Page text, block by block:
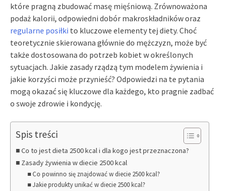
które pragną zbudować masę mięśniową. Zrównoważona
podaż kalorii, odpowiedni dobór makroskładników oraz
regularne posiłki to kluczowe elementy tej diety. Choć
teoretycznie skierowana głównie do mężczyzn, może być
także dostosowana do potrzeb kobiet w określonych
sytuacjach. Jakie zasady rządzą tym modelem żywienia i
jakie korzyści może przynieść? Odpowiedzi na te pytania
mogą okazać się kluczowe dla każdego, kto pragnie zadbać
o swoje zdrowie i kondycję.
Spis treści
Co to jest dieta 2500 kcal i dla kogo jest przeznaczona?
Zasady żywienia w diecie 2500 kcal
Co powinno się znajdować w diecie 2500 kcal?
Jakie produkty unikać w diecie 2500 kcal?